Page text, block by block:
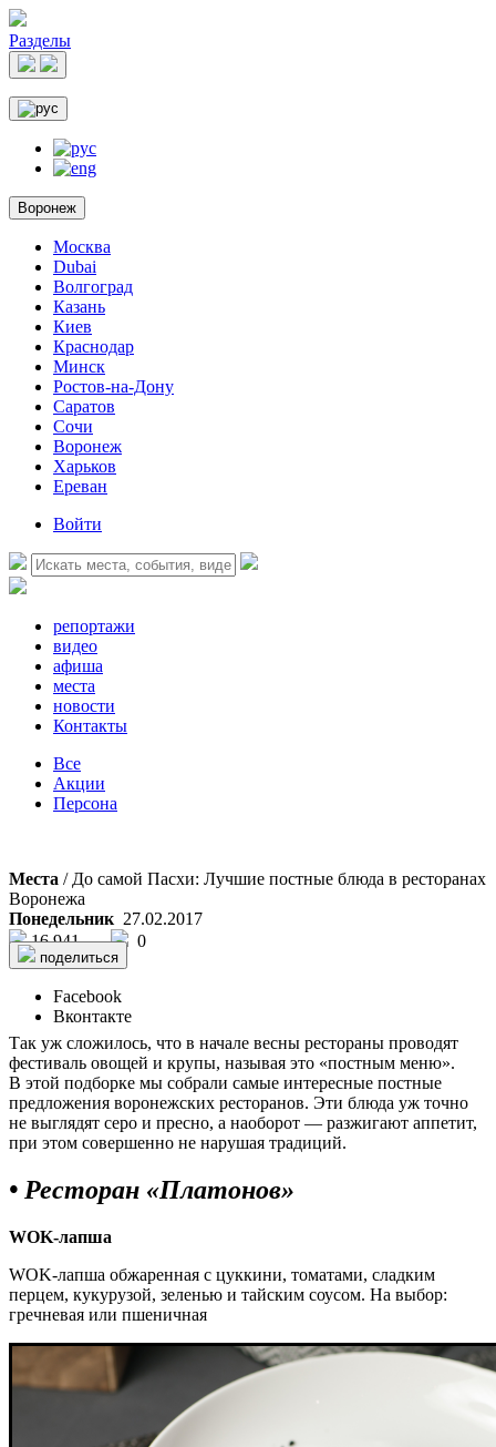
Разделы
Воронеж
Москва
Dubai
Волгоград
Казань
Киев
Краснодар
Минск
Ростов-на-Дону
Саратов
Сочи
Воронеж
Харьков
Ереван
Войти
репортажи
видео
афиша
места
новости
Контакты
Все
Акции
Персона
Места / До самой Пасхи: Лучшие постные блюда в ресторанах
Воронежа
Понедельник 27.02.2017
16 941
0
поделиться
Facebook
Вконтакте
Так уж сложилось, что в начале весны рестораны проводят
фестиваль овощей и крупы, называя это «постным меню».
В этой подборке мы собрали самые интересные постные
предложения воронежских ресторанов. Эти блюда уж точно
не выглядят серо и пресно, а наоборот — разжигают аппетит,
при этом совершенно не нарушая традиций.
• Ресторан «Платонов»
WOK-лапша
WOK-лапша обжаренная с цуккини, томатами, сладким
перцем, кукурузой, зеленью и тайским соусом. На выбор:
гречневая или пшеничная